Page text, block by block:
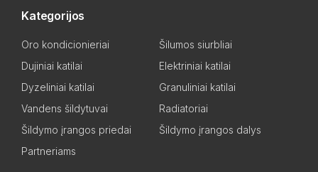
Kategorijos
Oro kondicionieriai
Šilumos siurbliai
Dujiniai katilai
Elektriniai katilai
Dyzeliniai katilai
Granuliniai katilai
Vandens šildytuvai
Radiatoriai
Šildymo įrangos priedai
Šildymo įrangos dalys
Partneriams